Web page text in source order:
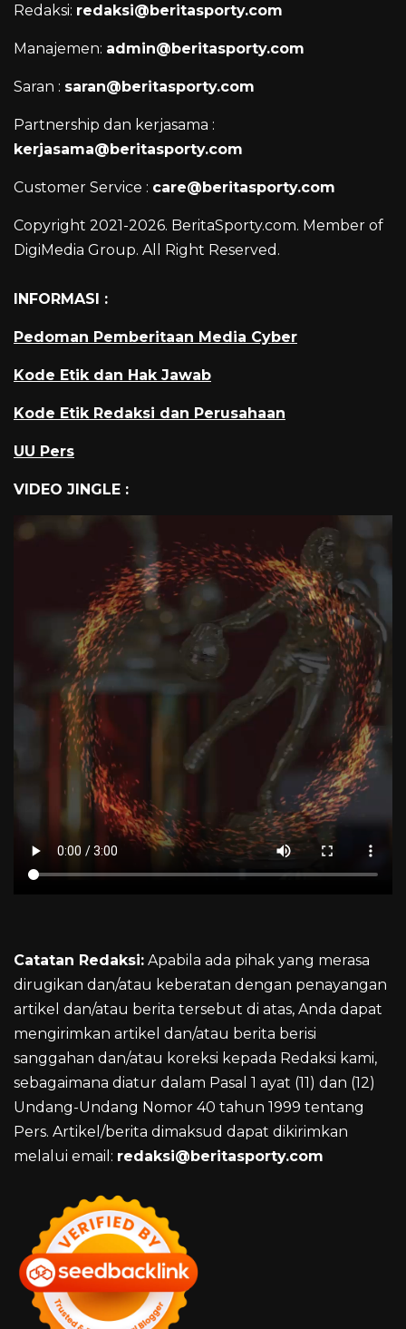
Redaksi: redaksi@beritasporty.com
Manajemen: admin@beritasporty.com
Saran : saran@beritasporty.com
Partnership dan kerjasama :
kerjasama@beritasporty.com
Customer Service : care@beritasporty.com
Copyright 2021-2026. BeritaSporty.com. Member of
DigiMedia Group. All Right Reserved.
INFORMASI :
Pedoman Pemberitaan Media Cyber
Kode Etik dan Hak Jawab
Kode Etik Redaksi dan Perusahaan
UU Pers
VIDEO JINGLE :
Catatan Redaksi: Apabila ada pihak yang merasa
dirugikan dan/atau keberatan dengan penayangan
artikel dan/atau berita tersebut di atas, Anda dapat
mengirimkan artikel dan/atau berita berisi
sanggahan dan/atau koreksi kepada Redaksi kami,
sebagaimana diatur dalam Pasal 1 ayat (11) dan (12)
Undang-Undang Nomor 40 tahun 1999 tentang
Pers. Artikel/berita dimaksud dapat dikirimkan
melalui email: redaksi@beritasporty.com